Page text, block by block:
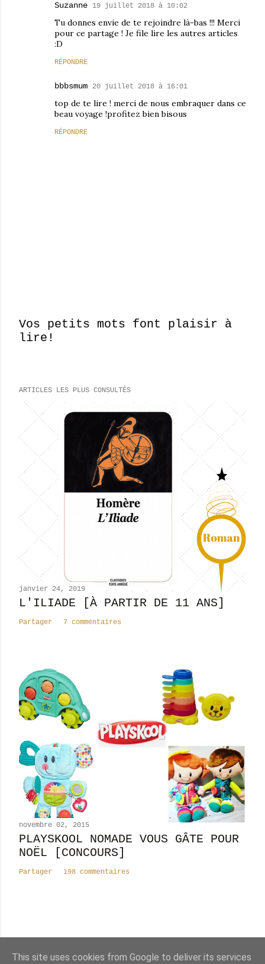
Suzanne 19 juillet 2018 à 10:02
Tu donnes envie de te rejoindre là-bas !!! Merci
pour ce partage ! Je file lire les autres articles
:D
RÉPONDRE
bbbsmum 20 juillet 2018 à 16:01
top de te lire ! merci de nous embraquer dans ce
beau voyage !profitez bien bisous
RÉPONDRE
E
g
t
r
c
m
n
t
i
Vos petits mots font plaisir à
lire!
ARTICLES LES PLUS CONSULTÉS
janvier 24, 2019
L'ILIADE [À PARTIR DE 11 ANS]
Partager 7 commentaires
novembre 02, 2015
PLAYSKOOL NOMADE VOUS GÂTE POUR
NOËL [CONCOURS]
Partager 198 commentaires
This site uses cookies from Google to deliver its services